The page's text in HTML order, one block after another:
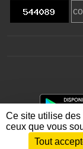
Envie de
Ce site utilise
ceux que vous
Tout